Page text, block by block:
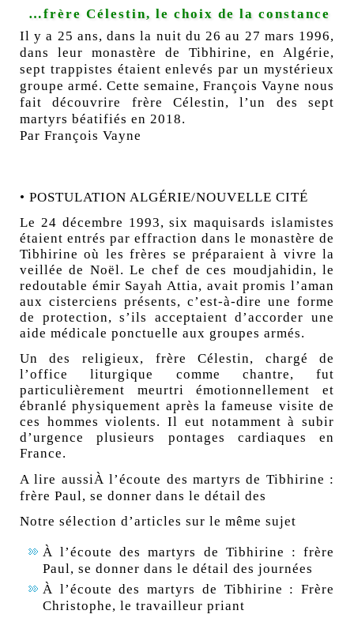
…frère Célestin, le choix de la constance
Il y a 25 ans, dans la nuit du 26 au 27 mars 1996,
dans leur monastère de Tibhirine, en Algérie,
sept trappistes étaient enlevés par un mystérieux
groupe armé. Cette semaine, François Vayne nous
fait découvrire frère Célestin, l’un des sept
martyrs béatifiés en 2018.
Par François Vayne
• POSTULATION ALGÉRIE/NOUVELLE CITÉ
Le 24 décembre 1993, six maquisards islamistes
étaient entrés par effraction dans le monastère de
Tibhirine où les frères se préparaient à vivre la
veillée de Noël. Le chef de ces moudjahidin, le
redoutable émir Sayah Attia, avait promis l’aman
aux cisterciens présents, c’est-à-dire une forme
de protection, s’ils acceptaient d’accorder une
aide médicale ponctuelle aux groupes armés.
Un des religieux, frère Célestin, chargé de
l’office liturgique comme chantre, fut
particulièrement meurtri émotionnellement et
ébranlé physiquement après la fameuse visite de
ces hommes violents. Il eut notamment à subir
d’urgence plusieurs pontages cardiaques en
France.
A lire aussiÀ l’écoute des martyrs de Tibhirine :
frère Paul, se donner dans le détail des
Notre sélection d’articles sur le même sujet
À l’écoute des martyrs de Tibhirine : frère
Paul, se donner dans le détail des journées
À l’écoute des martyrs de Tibhirine : Frère
Christophe, le travailleur priant